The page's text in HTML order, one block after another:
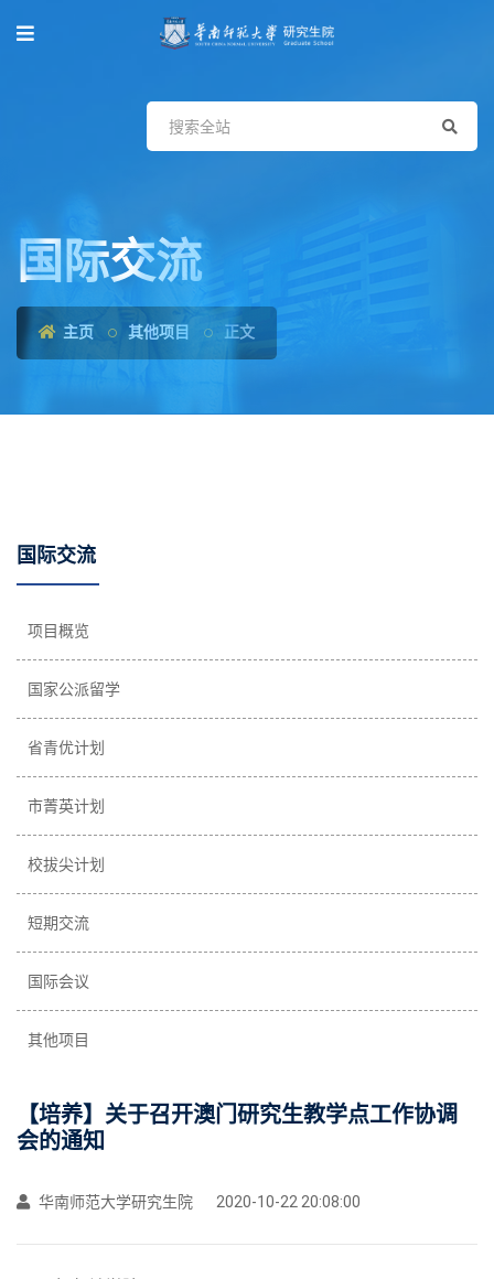
国际交流
主页 其他项目 正文
国际交流
项目概览
国家公派留学
省青优计划
市菁英计划
校拔尖计划
短期交流
国际会议
其他项目
【培养】关于召开澳门研究生教学点工作协调
会的通知
华南师范大学研究生院 2020-10-22 20:08:00